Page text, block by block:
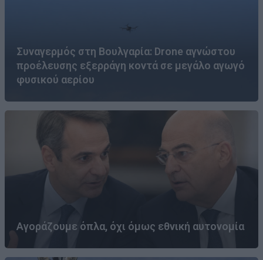
Συναγερμός στη Βουλγαρία: Drone αγνώστου
προέλευσης εξερράγη κοντά σε μεγάλο αγωγό
φυσικού αερίου
Αγοράζουμε όπλα, όχι όμως εθνική αυτονομία